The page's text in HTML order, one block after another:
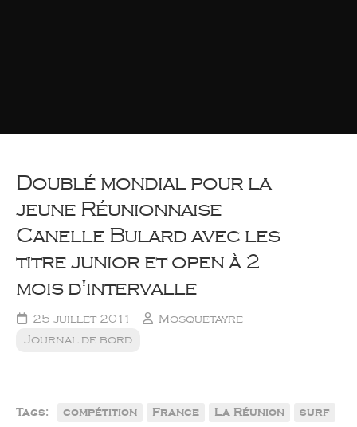
Doublé mondial pour la
jeune Réunionnaise
Canelle Bulard avec les
titre junior et open à 2
mois d'intervalle
25 juillet 2011
Mosquetayre
Journal de bord
Tags: compétition France La Réunion
surf